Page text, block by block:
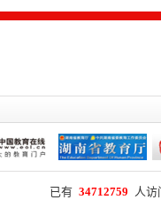
已有 34712759 人